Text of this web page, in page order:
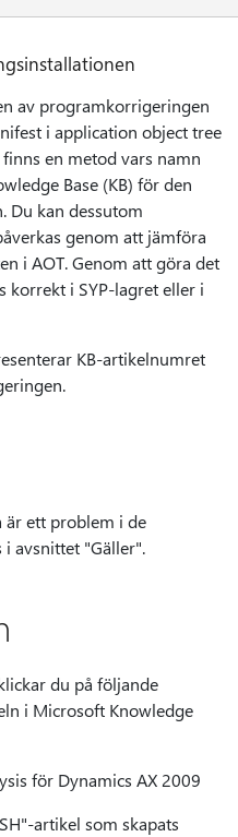
av programkorrigeringen
i application object tree
en metod vars namn
Base (KB) för den
Du kan dessutom
genom att jämföra
i AOT. Genom att göra det
korrekt i SYP-lagret eller i
KB-artikelnumret
är ett problem i de
avsnittet "Gäller".
du på följande
i Microsoft Knowledge
för Dynamics AX 2009
artikel som skapats